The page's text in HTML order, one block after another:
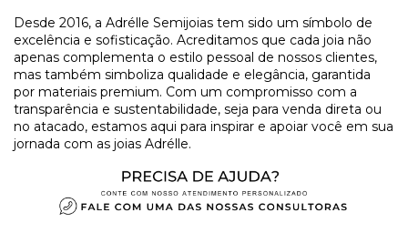
Desde 2016, a Adrélle Semijoias tem sido um símbolo de
excelência e sofisticação. Acreditamos que cada joia não
apenas complementa o estilo pessoal de nossos clientes,
mas também simboliza qualidade e elegância, garantida
por materiais premium. Com um compromisso com a
transparência e sustentabilidade, seja para venda direta ou
no atacado, estamos aqui para inspirar e apoiar você em sua
jornada com as joias Adrélle.